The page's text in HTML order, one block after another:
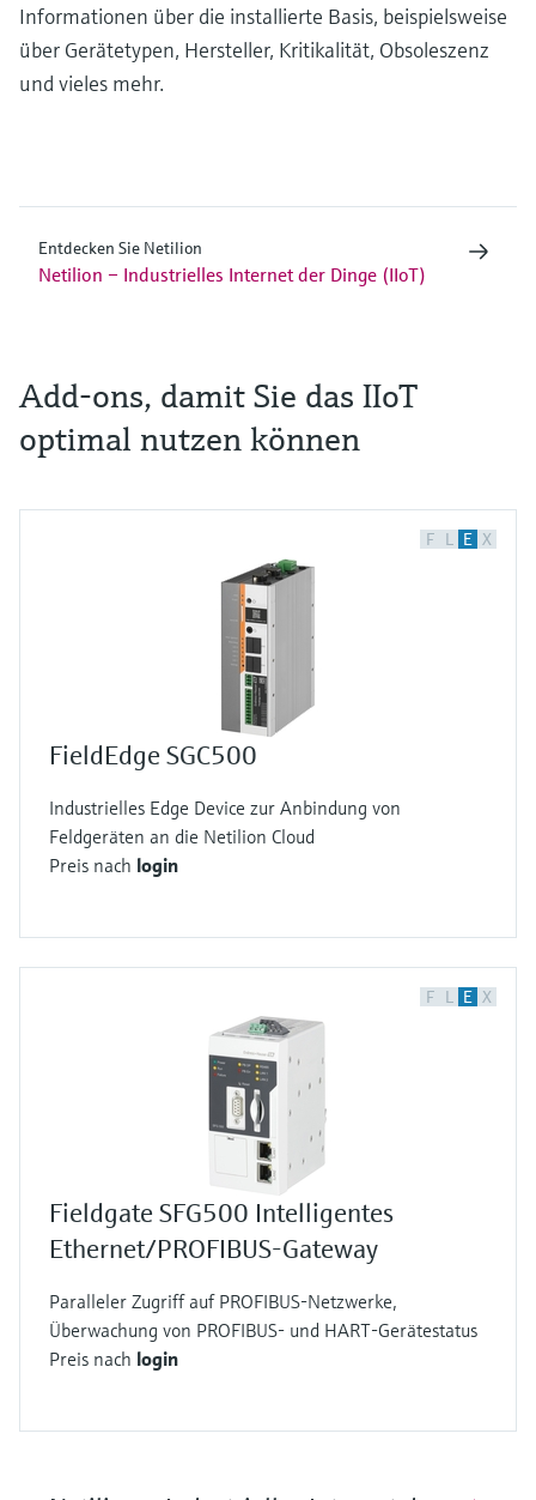
Informationen über die installierte Basis, beispielsweise
über Gerätetypen, Hersteller, Kritikalität, Obsoleszenz
und vieles mehr.
Entdecken Sie Netilion
Netilion – Industrielles Internet der Dinge (IIoT)
Add-ons, damit Sie das IIoT
optimal nutzen können
F L E X
FieldEdge SGC500
Industrielles Edge Device zur Anbindung von
Feldgeräten an die Netilion Cloud
Preis nach login
F L E X
Fieldgate SFG500 Intelligentes
Ethernet/PROFIBUS-Gateway
Paralleler Zugriff auf PROFIBUS-Netzwerke,
Überwachung von PROFIBUS- und HART-Gerätestatus
Preis nach login